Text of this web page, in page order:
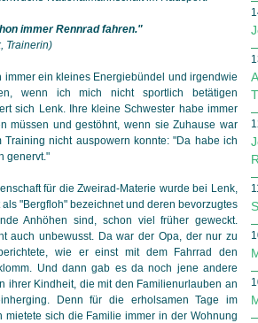
immer Rennrad fahren."
Trainerin)
immer ein kleines Energiebündel und irgendwie
wenn ich mich nicht sportlich betätigen
sich Lenk. Ihre kleine Schwester habe immer
müssen und gestöhnt, wenn sie Zuhause war
Training nicht auspowern konnte: "Da habe ich
genervt."
für die Zweirad-Materie wurde bei Lenk,
"Bergfloh" bezeichnet und deren bevorzugtes
Anhöhen sind, schon viel früher geweckt.
auch unbewusst. Da war der Opa, der nur zu
wie er einst mit dem Fahrrad den
Und dann gab es da noch jene andere
ihrer Kindheit, die mit den Familienurlauben an
Denn für die erholsamen Tage im
mietete sich die Familie immer in der Wohnung